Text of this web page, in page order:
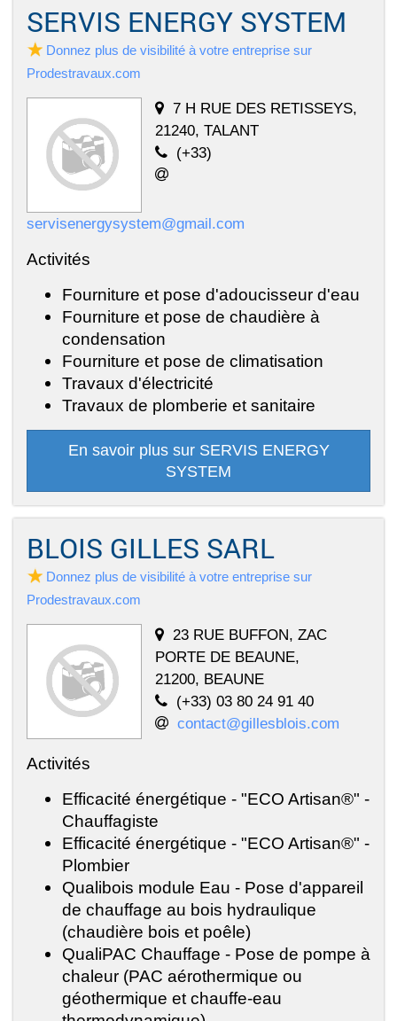
SERVIS ENERGY SYSTEM
Donnez plus de visibilité à votre entreprise sur
Prodestravaux.com
7 H RUE DES RETISSEYS,
21240, TALANT
(+33)
servisenergysystem@gmail.com
Activités
Fourniture et pose d'adoucisseur d'eau
Fourniture et pose de chaudière à
condensation
Fourniture et pose de climatisation
Travaux d'électricité
Travaux de plomberie et sanitaire
En savoir plus sur SERVIS ENERGY
SYSTEM
BLOIS GILLES SARL
Donnez plus de visibilité à votre entreprise sur
Prodestravaux.com
23 RUE BUFFON, ZAC
PORTE DE BEAUNE,
21200, BEAUNE
(+33) 03 80 24 91 40
contact@gillesblois.com
Activités
Efficacité énergétique - "ECO Artisan®" -
Chauffagiste
Efficacité énergétique - "ECO Artisan®" -
Plombier
Qualibois module Eau - Pose d'appareil
de chauffage au bois hydraulique
(chaudière bois et poêle)
QualiPAC Chauffage - Pose de pompe à
chaleur (PAC aérothermique ou
géothermique et chauffe-eau